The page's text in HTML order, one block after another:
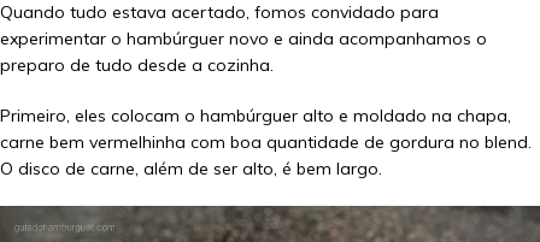
Quando tudo estava acertado, fomos convidado para
experimentar o hambúrguer novo e ainda acompanhamos o
preparo de tudo desde a cozinha.
Primeiro, eles colocam o hambúrguer alto e moldado na chapa,
carne bem vermelhinha com boa quantidade de gordura no blend.
O disco de carne, além de ser alto, é bem largo.